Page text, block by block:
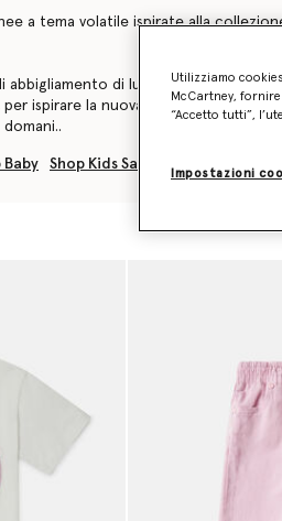
a tema volatile ispirate alla
di lusso sostenibile per
per ispirare la nuova generazione di
Baby Shop Kids Sale
Utilizziamo
McCartney,
“Accetto tutti”,
Impostazioni